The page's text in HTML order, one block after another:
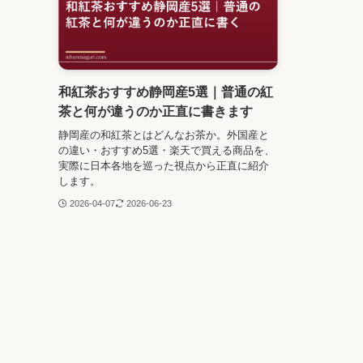
和紅茶おすすめ静岡産5選｜普通の紅
茶と何が違うのか正直に書きます
静岡産の和紅茶とはどんなお茶か。外国産と
の違い・おすすめ5選・楽天で買える商品を、
実際に日本各地を巡った視点から正直に紹介
します。
2026-04-07 2026-06-23